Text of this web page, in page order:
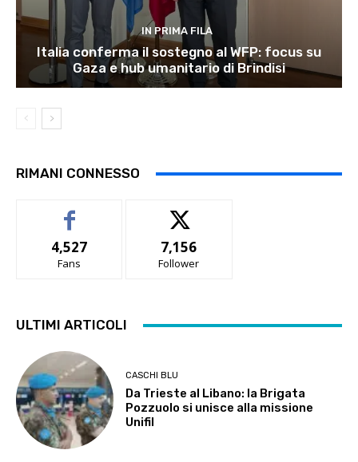
IN PRIMA FILA
Italia conferma il sostegno al WFP: focus su
Gaza e hub umanitario di Brindisi
RIMANI CONNESSO
4,527
Fans
7,156
Follower
ULTIMI ARTICOLI
CASCHI BLU
Da Trieste al Libano: la Brigata
Pozzuolo si unisce alla missione
Unifil